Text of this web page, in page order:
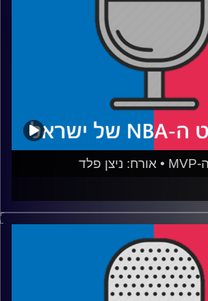
לוצקי
עם ערן סורוקה, שרון דוידוביץ', משה
בשיתוף קול האוניברסיטה.
יוקיץ' מול שיי גילג'ס-אלכסנדר, הת'נדר מול
השבוע
השחורות של לברון ג׳יימס, וכמה הלייקרס